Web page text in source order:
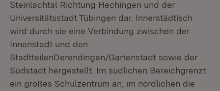
Steinlachtal Richtung Hechingen und der
Universitätsstadt Tübingen dar. Innerstädtisch
wird durch sie eine Verbindung zwischen der
Innenstadt und den
StadtteilenDerendingen/Gartenstadt sowie der
Südstadt hergestellt. Im südlichen Bereichgrenzt
ein großes Schulzentrum an, im nördlichen die